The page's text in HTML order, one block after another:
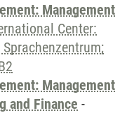
Management
Center:
Management
and Finance -